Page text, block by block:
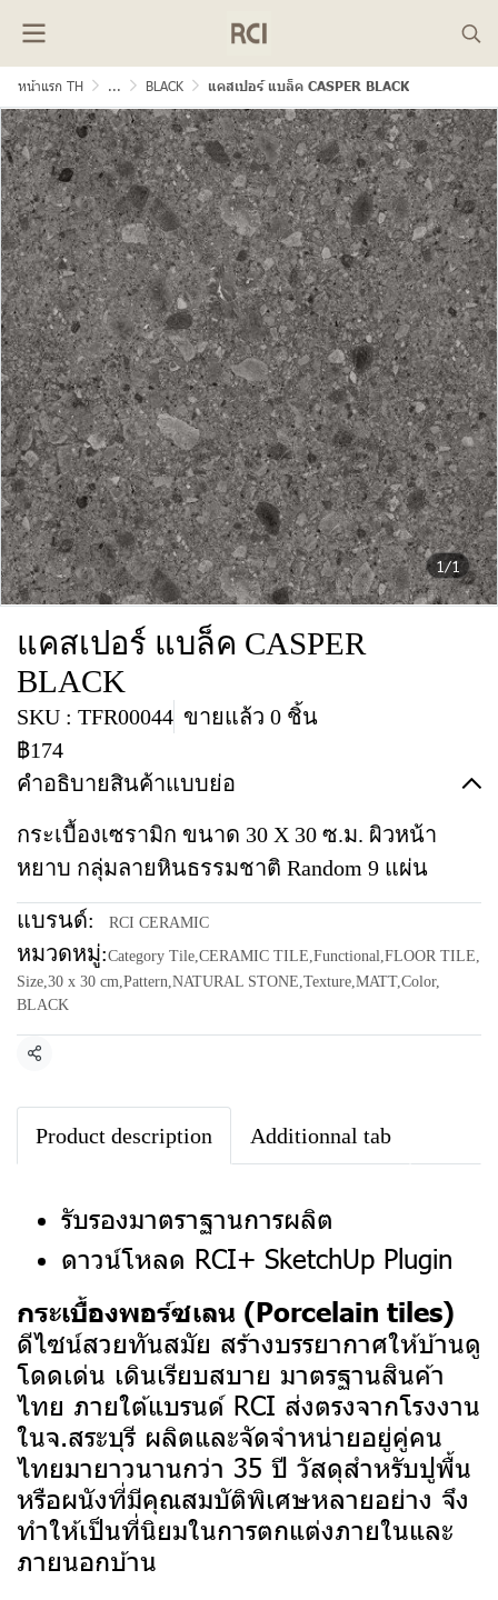
หน้าแรก TH ... BLACK แคสเปอร์ แบล็ค CASPER BLACK
1/1
แคสเปอร์ แบล็ค CASPER
BLACK
SKU : TFR00044 ขายแล้ว 0 ชิ้น
฿174
คำอธิบายสินค้าแบบย่อ
กระเบื้องเซรามิก ขนาด 30 X 30 ซ.ม. ผิวหน้า
หยาบ กลุ่มลายหินธรรมชาติ Random 9 แผ่น
แบรนด์: RCI CERAMIC
หมวดหมู่:Category Tile,CERAMIC TILE,Functional,FLOOR TILE,
Size,30 x 30 cm,Pattern,NATURAL STONE,Texture,MATT,Color,
BLACK
แชร์
Product description Additionnal tab
รับรองมาตราฐานการผลิต
ดาวน์โหลด RCI+ SketchUp Plugin
กระเบื้องพอร์ซเลน (Porcelain tiles)
ดีไซน์สวยทันสมัย สร้างบรรยากาศให้บ้านดู
โดดเด่น เดินเรียบสบาย มาตรฐานสินค้า
ไทย ภายใต้แบรนด์ RCI ส่งตรงจากโรงงาน
ในจ.สระบุรี ผลิตและจัดจำหน่ายอยู่คู่คน
ไทยมายาวนานกว่า 35 ปี วัสดุสำหรับปูพื้น
หรือผนังที่มีคุณสมบัติพิเศษหลายอย่าง จึง
ทำให้เป็นที่นิยมในการตกแต่งภายในและ
ภายนอกบ้าน